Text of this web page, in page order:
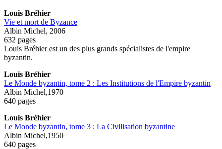
Louis Bréhier
Vie et mort de Byzance
Albin Michel, 2006
632 pages
Louis Bréhier est un des plus grands spécialistes de l'empire
byzantin.
Louis Bréhier
Le Monde byzantin, tome 2 : Les Institutions de l'Empire byzantin
Albin Michel,1970
640 pages
Louis Bréhier
Le Monde byzantin, tome 3 : La Civilisation byzantine
Albin Michel,1950
640 pages